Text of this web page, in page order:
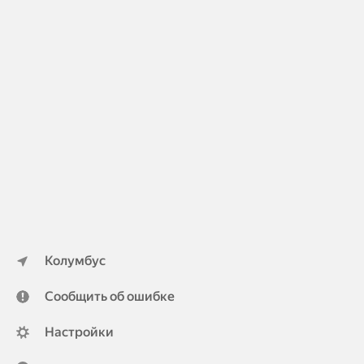
Колумбус
Сообщить об ошибке
Настройки